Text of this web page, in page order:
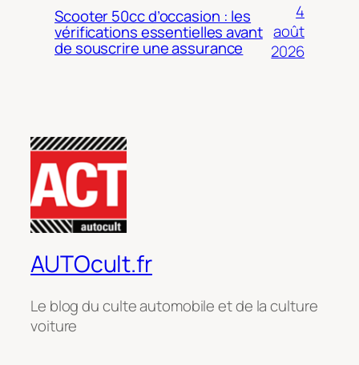
Scooter 50cc d’occasion : les
vérifications essentielles avant
de souscrire une assurance
4
août
2026
AUTOcult.fr
Le blog du culte automobile et de la culture
voiture